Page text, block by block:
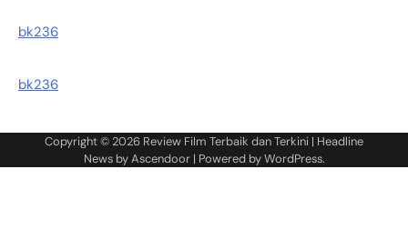
bk236
bk236
Copyright © 2026 Review Film Terbaik dan Terkini | Headline
News byAscendoor| Powered byWordPress.